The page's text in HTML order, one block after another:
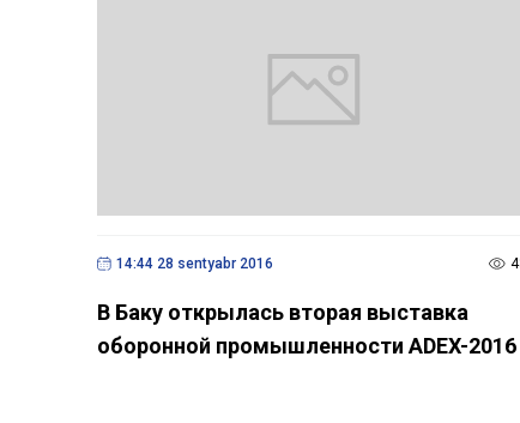
14:44 28 sentyabr 2016
В Баку открылась вторая выставка
оборонной промышленности ADEX-2016